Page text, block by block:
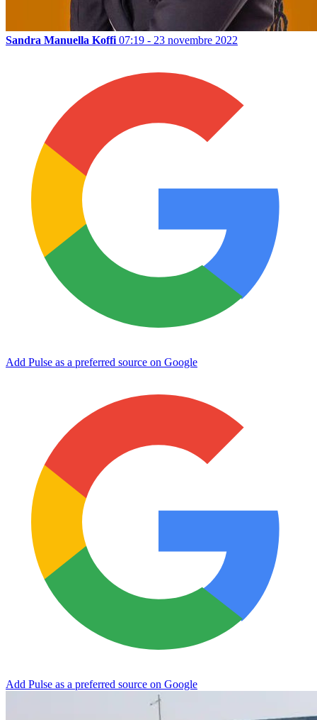
Sandra Manuella Koffi 07:19 - 23 novembre 2022
Add Pulse as a preferred source on Google
Add Pulse as a preferred source on Google